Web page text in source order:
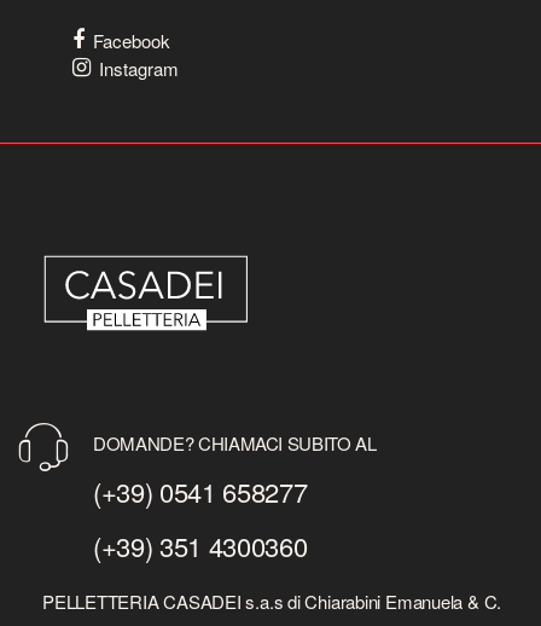
Facebook
Instagram
DOMANDE? CHIAMACI SUBITO AL
(+39) 0541 658277
(+39) 351 4300360
PELLETTERIA CASADEI s.a.s di Chiarabini Emanuela & C.